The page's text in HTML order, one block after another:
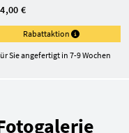
€
Rabattaktion
Sie angefertigt in 7-9 Wochen